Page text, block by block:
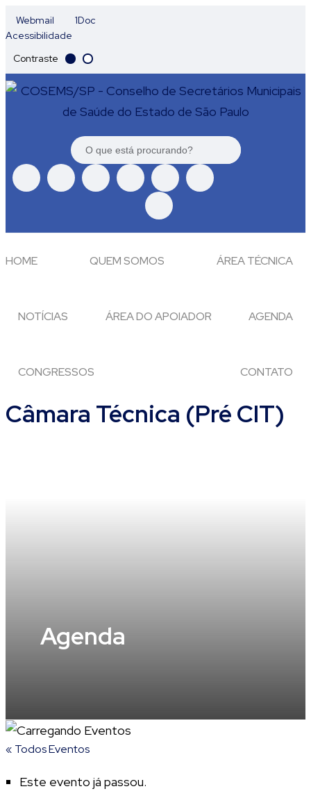
Webmail
1Doc
Acessibilidade
Contraste
HOME QUEM SOMOS ÁREA TÉCNICA
NOTÍCIAS ÁREA DO APOIADOR AGENDA
CONGRESSOS CONTATO
Câmara Técnica (Pré CIT)
Agenda
« Todos Eventos
Este evento já passou.